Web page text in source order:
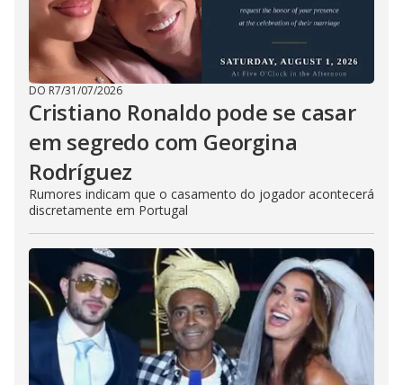
DO R7/31/07/2026
Cristiano Ronaldo pode se casar
em segredo com Georgina
Rodríguez
Rumores indicam que o casamento do jogador acontecerá
discretamente em Portugal